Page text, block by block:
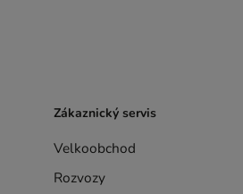
Zákaznický servis
Velkoobchod
Rozvozy